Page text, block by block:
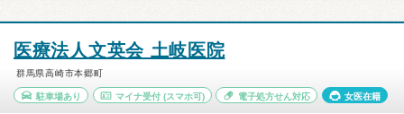
医療法人文英会 土岐医院
群馬県高崎市本郷町
駐車場あり マイナ受付(スマホ可) 電子処方せん対応 女医在籍